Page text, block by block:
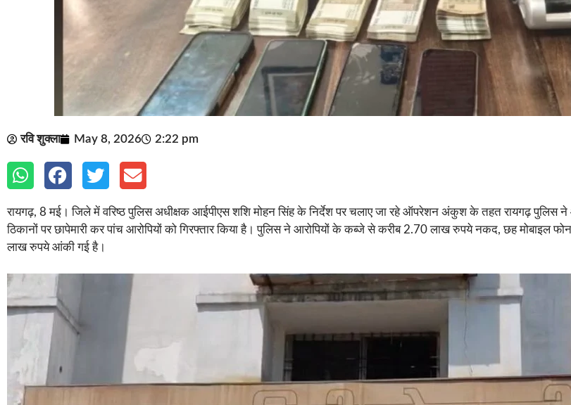
रवि शुक्ला May 8, 2026 2:22 pm
रायगढ़, 8 मई। जिले में वरिष्ठ पुलिस अधीक्षक आईपीएस शशि मोहन सिंह के निर्देश पर चलाए जा रहे ऑपरेशन अंकुश के तहत रायगढ़
ठिकानों पर छापेमारी कर पांच आरोपियों को गिरफ्तार किया है। पुलिस ने आरोपियों के कब्जे से करीब 2.70 लाख रुपये नकद, छह मोबाइल
लाख रुपये आंकी गई है।